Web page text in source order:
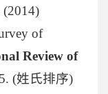
(2014)
of
Review of
(姓氏排序)